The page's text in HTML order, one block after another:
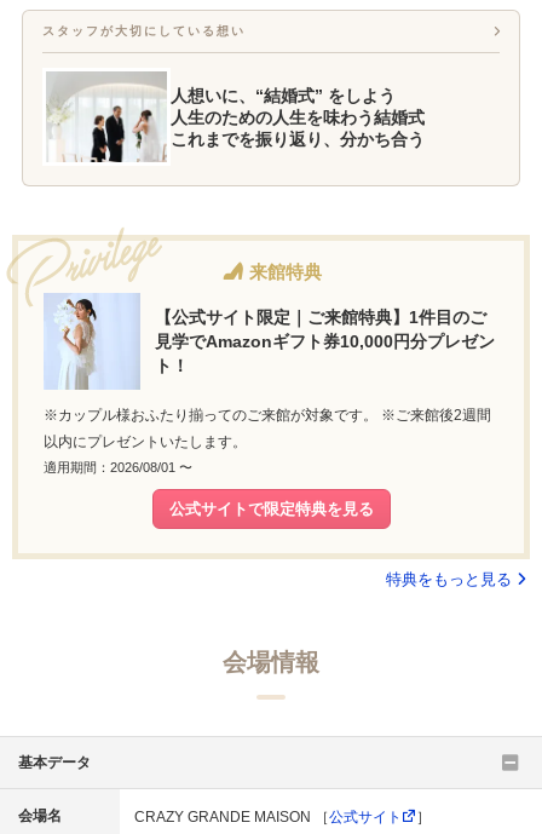
スタッフが大切にしている想い
人想いに、“結婚式” をしよう
人生のための人生を味わう結婚式
これまでを振り返り、分かち合う
来館特典
【公式サイト限定｜ご来館特典】1件目のご
見学でAmazonギフト券10,000円分プレゼン
ト！
※カップル様おふたり揃ってのご来館が対象です。 ※ご来館後2週間
以内にプレゼントいたします。
適用期間：2026/08/01 〜
公式サイトで限定特典を見る
特典をもっと見る
会場情報
基本データ
会場名 CRAZY GRANDE MAISON ［公式サイト ］